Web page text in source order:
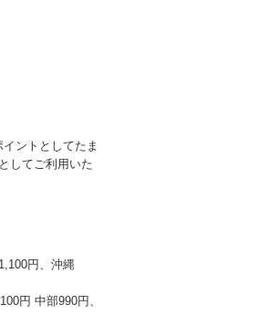
ントとしてたま
してご利用いた
円、沖縄
円 中部990円、